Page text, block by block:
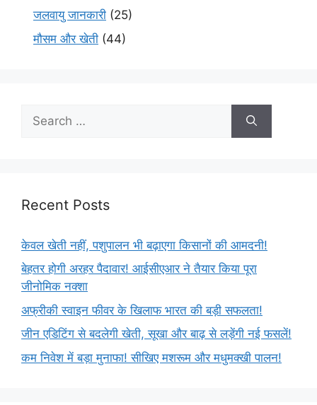
जलवायु जानकारी (25)
मौसम और खेती (44)
Recent Posts
केवल खेती नहीं, पशुपालन भी बढ़ाएगा किसानों की आमदनी!
बेहतर होगी अरहर पैदावार! आईसीएआर ने तैयार किया पूरा
जीनोमिक नक्शा
अफ्रीकी स्वाइन फीवर के खिलाफ भारत की बड़ी सफलता!
जीन एडिटिंग से बदलेगी खेती, सूखा और बाढ़ से लड़ेंगी नई फसलें!
कम निवेश में बड़ा मुनाफा! सीखिए मशरूम और मधुमक्खी पालन!